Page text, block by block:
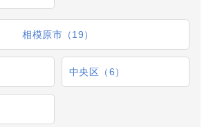
相模原市（19）
中央区（6）